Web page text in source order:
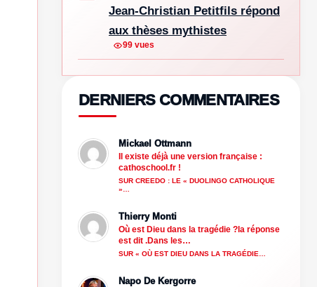
Jean-Christian Petitfils répond
aux thèses mythistes
99 vues
DERNIERS COMMENTAIRES
Mickael Ottmann
Il existe déjà une version française :
cathoschool.fr !
SUR CREEDO : LE « DUOLINGO CATHOLIQUE
»…
Thierry Monti
Où est Dieu dans la tragédie ?la réponse
est dit .Dans les…
SUR « OÙ EST DIEU DANS LA TRAGÉDIE…
Napo De Kergorre